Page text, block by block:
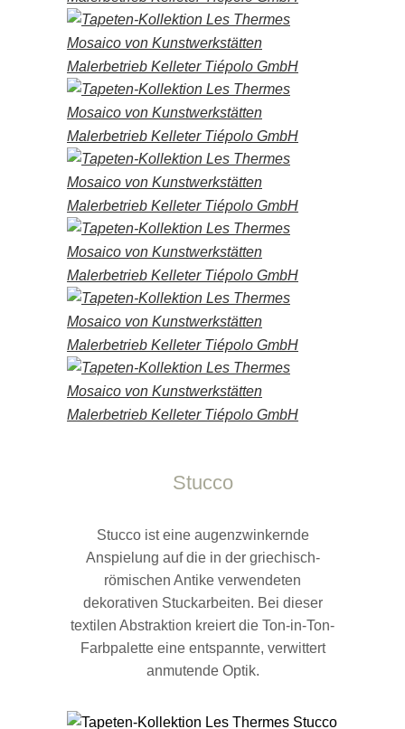
Stucco
Stucco ist eine augenzwinkernde
Anspielung auf die in der griechisch-
römischen Antike verwendeten
dekorativen Stuckarbeiten. Bei dieser
textilen Abstraktion kreiert die Ton-in-Ton-
Farbpalette eine entspannte, verwittert
anmutende Optik.